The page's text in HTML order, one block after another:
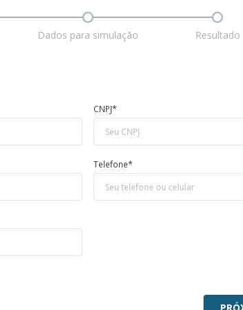
Dados para simulação Resultado
CNPJ*
Telefone*